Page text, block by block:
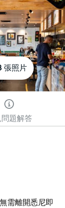
張照片
問題解答
需離開悉尼即